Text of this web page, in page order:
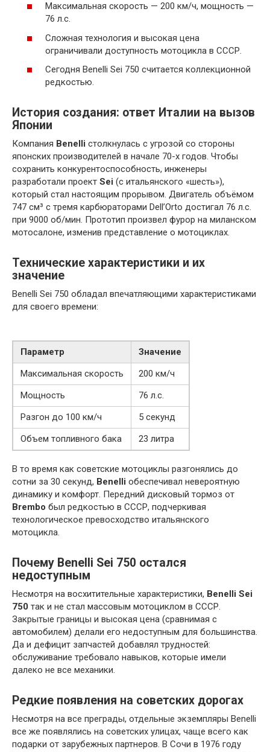
Максимальная скорость — 200 км/ч, мощность —
76 л.с.
Сложная технология и высокая цена
ограничивали доступность мотоцикла в СССР.
Сегодня Benelli Sei 750 считается коллекционной
редкостью.
История создания: ответ Италии на вызов
Японии
Компания Benelli столкнулась с угрозой со стороны
японских производителей в начале 70-х годов. Чтобы
сохранить конкурентоспособность, инженеры
разработали проект Sei (с итальянского «шесть»),
который стал настоящим прорывом. Двигатель объёмом
747 см³ с тремя карбюраторами Dell’Orto достигал 76 л.с.
при 9000 об/мин. Прототип произвел фурор на миланском
мотосалоне, изменив представление о мотоциклах.
Технические характеристики и их
значение
Benelli Sei 750 обладал впечатляющими характеристиками
для своего времени:
Параметр
Значение
Максимальная скорость
200 км/ч
Мощность
76 л.с.
Разгон до 100 км/ч
5 секунд
Объем топливного бака
23 литра
В то время как советские мотоциклы разгонялись до
сотни за 30 секунд, Benelli обеспечивал невероятную
динамику и комфорт. Передний дисковый тормоз от
Brembo был редкостью в СССР, подчеркивая
технологическое превосходство итальянского
мотоцикла.
Почему Benelli Sei 750 остался
недоступным
Несмотря на восхитительные характеристики, Benelli Sei
750 так и не стал массовым мотоциклом в СССР.
Закрытые границы и высокая цена (сравнимая с
автомобилем) делали его недоступным для большинства.
Да и дефицит запчастей добавлял трудностей:
обслуживание требовало навыков, которые имели
далеко не все механики.
Редкие появления на советских дорогах
Несмотря на все преграды, отдельные экземпляры Benelli
все же появлялись на советских улицах, чаще всего как
подарки от зарубежных партнеров. В Сочи в 1976 году